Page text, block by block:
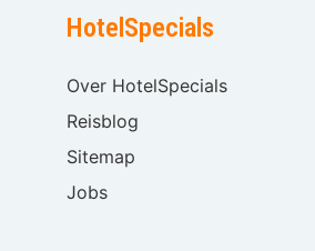
HotelSpecials
Over HotelSpecials
Reisblog
Sitemap
Jobs